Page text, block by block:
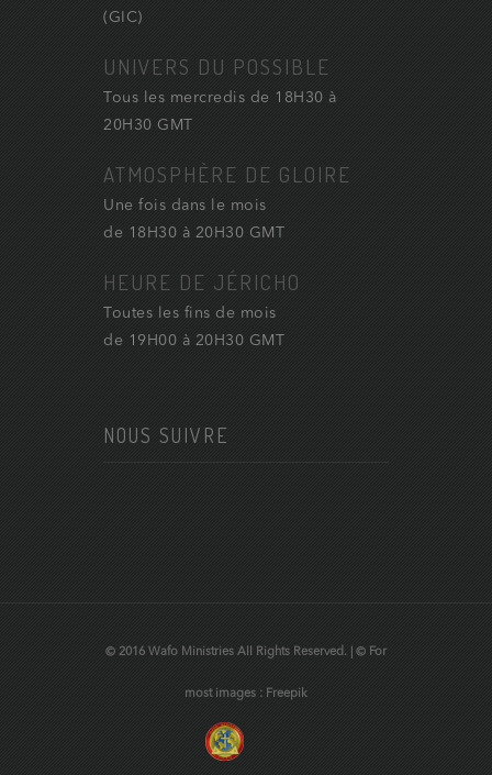
(GIC)
UNIVERS DU POSSIBLE
Tous les mercredis de 18H30 à
20H30 GMT
ATMOSPHÈRE DE GLOIRE
Une fois dans le mois
de 18H30 à 20H30 GMT
HEURE DE JÉRICHO
Toutes les fins de mois
de 19H00 à 20H30 GMT
NOUS SUIVRE
© 2016 Wafo Ministries All Rights Reserved. | © For
most images : Freepik